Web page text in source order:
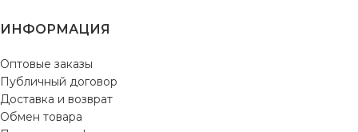
ИНФОРМАЦИЯ
Оптовые заказы
Публичный договор
Доставка и возврат
Обмен товара